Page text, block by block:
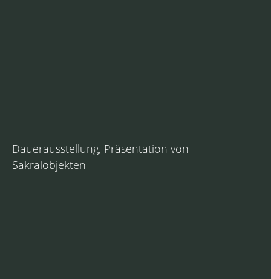
Dauerausstellung, Präsentation von
Sakralobjekten